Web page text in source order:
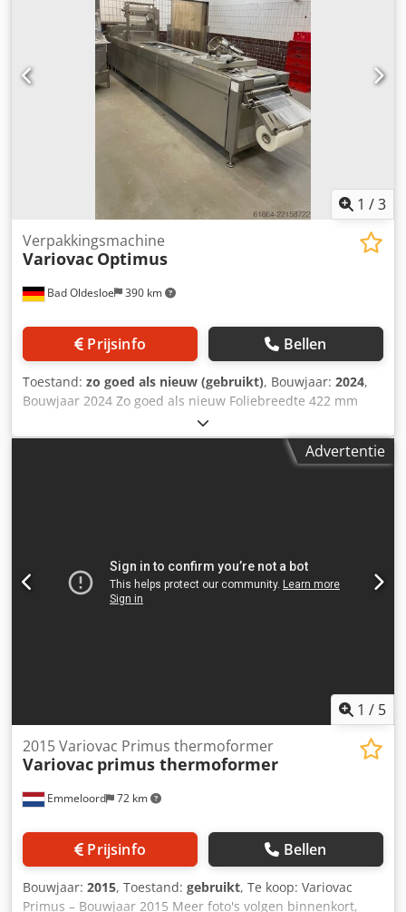
1 /3
Bad Oldesloe 390 km
Verpakkingsmachine
Variovac Optimus
Prijsinfo Bellen
Toestand: zo goed als nieuw (gebruikt), Bouwjaar: 2024,
Bouwjaar 2024 Zo goed als nieuw Foliebreedte 422 mm
Crodpfozfipcex Ankof Afhaallengte 460 mm
Advertentie
1 / 5
Emmeloord 72 km
2015 Variovac Primus thermoformer
Variovac primus thermoformer
Prijsinfo Bellen
Bouwjaar: 2015, Toestand: gebruikt, Te koop: Variovac
Primus – Bouwjaar 2015 Meer foto's volgen binnenkort,